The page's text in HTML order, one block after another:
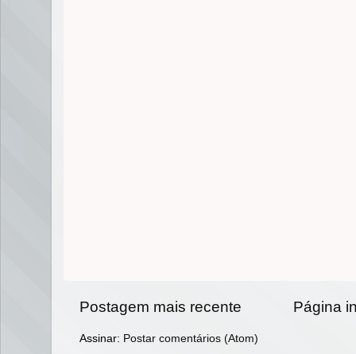
Postagem mais recente Página
Assinar: Postar comentários (Atom)